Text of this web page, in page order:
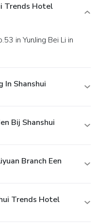
Trends Hotel
In Shanshui
Bij Shanshui
Branch Een
Trends Hotel